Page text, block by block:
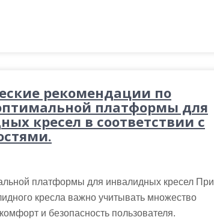
рекомендации по
платформы для
кресел в соответствии с
платформы для инвалидных кресел При
кресла важно учитывать множество
и безопасность пользователя.